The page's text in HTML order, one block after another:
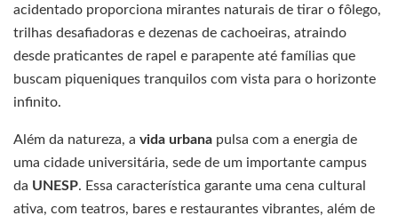
acidentado proporciona mirantes naturais de tirar o fôlego,
trilhas desafiadoras e dezenas de cachoeiras, atraindo
desde praticantes de rapel e parapente até famílias que
buscam piqueniques tranquilos com vista para o horizonte
infinito.
Além da natureza, a vida urbana pulsa com a energia de
uma cidade universitária, sede de um importante campus
da UNESP. Essa característica garante uma cena cultural
ativa, com teatros, bares e restaurantes vibrantes, além de